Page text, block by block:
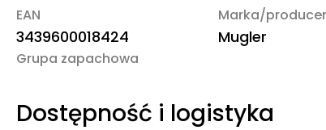
EAN
3439600018424
Marka/
Mugler
Grupa zapachowa
Dostępność i logistyka